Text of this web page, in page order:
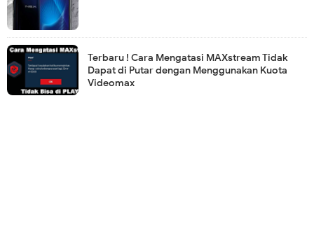
Terbaru ! Cara Mengatasi MAXstream Tidak
Dapat di Putar dengan Menggunakan Kuota
Videomax